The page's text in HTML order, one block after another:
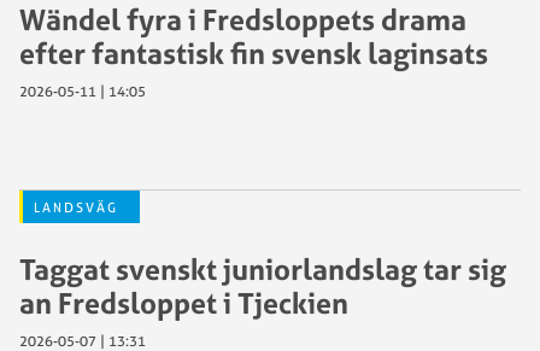
Wändel fyra i Fredsloppets drama
efter fantastisk fin svensk laginsats
2026-05-11 | 14:05
LANDSVÄG
Taggat svenskt juniorlandslag tar sig
an Fredsloppet i Tjeckien
2026-05-07 | 13:31